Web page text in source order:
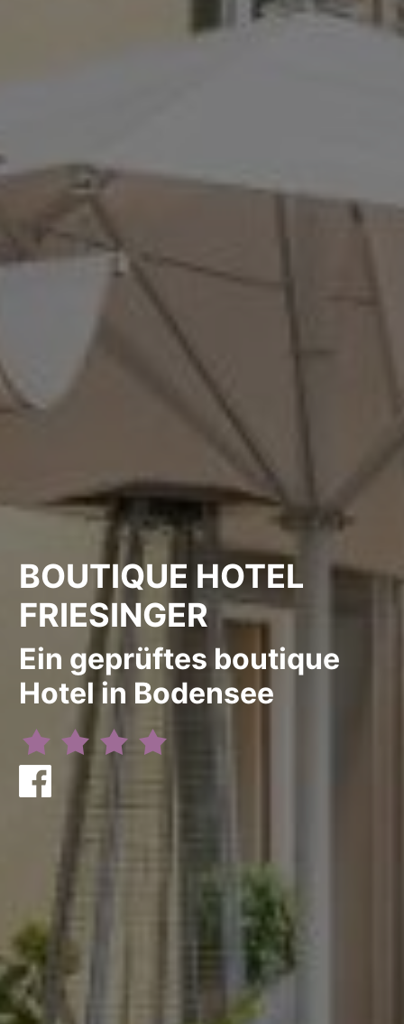
BOUTIQUE HOTEL
FRIESINGER
Ein geprüftes boutique
Hotel in Bodensee